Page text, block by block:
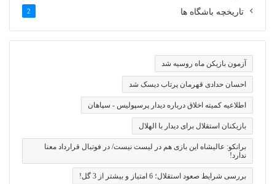
تاریخچه باشگاه ها 2
آزمون بازیکن ماه روسیه شد
احسان حدادی قهرمان پرتاب دیسک شد
اطلاعیه کمیته اخلاق درباره دیدار پرسپولیس - سپاهان
بازیکنان استقلال برای دیدار با الهلال
برانکو: عالیشاه این بازی هم در لیست نیست/ در فوتبال قرارداد معنا
ندارد!
بررسی شرایط صعود استقلال؛ 6 امتیاز و بیشتر از 3 گل!